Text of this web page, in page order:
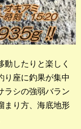
したりと楽しく
り座に釣果が集中
ラシの強弱バラン
まり方、海底地形